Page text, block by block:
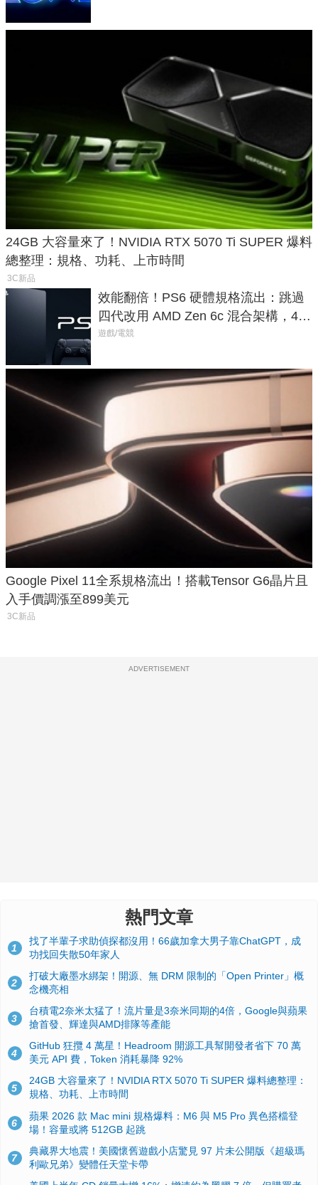
24GB 大容量來了！NVIDIA RTX 5070 Ti SUPER 爆料
總整理：規格、功耗、上市時間
3C新品
效能翻倍！PS6 硬體規格流出：跳過
四代改用 AMD Zen 6c 混合架構，4K
120fps 與全光追時代來臨
遊戲/電競
Google Pixel 11全系規格流出！搭載Tensor G6晶片且
入手價調漲至899美元
3C新品
ADVERTISEMENT
熱門文章
1
找了半輩子求助偵探都沒用！66歲加拿大男子靠ChatGPT，成
功找回失散50年家人
2
打破大廠墨水綁架！開源、無 DRM 限制的「Open Printer」概
念機亮相
3
台積電2奈米太猛了！流片量是3奈米同期的4倍，Google與蘋果
搶首發、輝達與AMD排隊等產能
4
GitHub 狂攬 4 萬星！Headroom 開源工具幫開發者省下 70 萬
美元 API 費，Token 消耗暴降 92%
5
24GB 大容量來了！NVIDIA RTX 5070 Ti SUPER 爆料總整理：
規格、功耗、上市時間
6
蘋果 2026 款 Mac mini 規格爆料：M6 與 M5 Pro 異色搭檔登
場！容量或將 512GB 起跳
7
典藏界大地震！美國懷舊遊戲小店驚見 97 片未公開版《超級瑪
利歐兄弟》變體任天堂卡帶